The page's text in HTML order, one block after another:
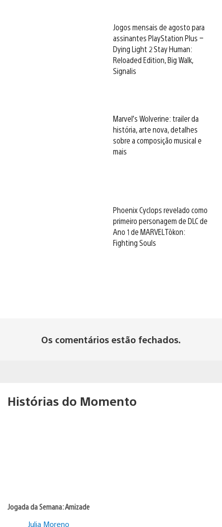
Jogos mensais de agosto para
assinantes PlayStation Plus –
Dying Light 2 Stay Human:
Reloaded Edition, Big Walk,
Signalis
Marvel’s Wolverine: trailer da
história, arte nova, detalhes
sobre a composição musical e
mais
Phoenix Cyclops revelado como
primeiro personagem de DLC de
Ano 1 de MARVEL Tōkon:
Fighting Souls
Os comentários estão fechados.
Histórias do Momento
Jogada da Semana: Amizade
Julia Moreno